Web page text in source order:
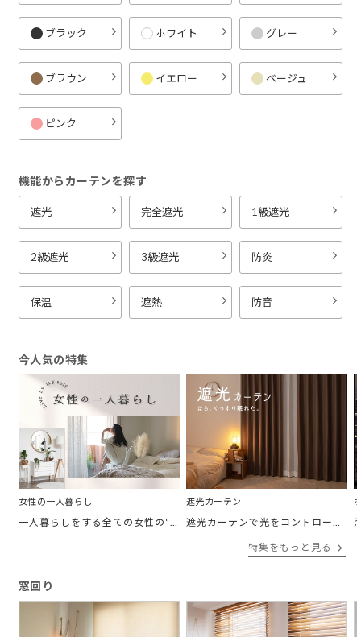
ブラック ホワイト グレー
ブラウン イエロー ベージュ
ピンク
機能からカーテンを探す
遮光 完全遮光 1級遮光
2級遮光 3級遮光 防炎
保温 遮熱 防音
今人気の特集
女性の一人暮らし
一人暮らしをする全ての女性の“欲しかったカーテン”がここにある。 「私の部屋に合うカーテンがほしい。」 そんなあなたに私の理想のお部屋をテーマ別にご紹介。
遮光カーテン
遮光カーテンで光をコントロールして、あなたの毎日をより快適に。
特集をもっと見る
窓回り